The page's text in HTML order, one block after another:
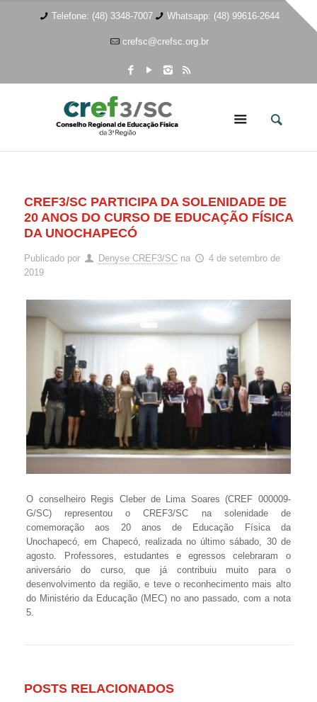
Telefone: (48) 3348-7007 Whatsapp: (48) 99616-2644
crefsc@crefsc.org.br
CREF3/SC PARTICIPA DA SOLENIDADE DE
20 ANOS DO CURSO DE EDUCAÇÃO FÍSICA
DA UNOCHAPECÓ
Publicado por Denyse CREF3/SC na
4 de setembro de
2019
O conselheiro Regis Cleber de Lima Soares (CREF 000009-
G/SC) representou o CREF3/SC na solenidade de
comemoração aos 20 anos de Educação Física da
Unochapecó, em Chapecó, realizada no último sábado, 30 de
agosto. Professores, estudantes e egressos celebraram o
aniversário do curso, que já contribuiu muito para o
desenvolvimento da região, e teve o reconhecimento mais alto
do Ministério da Educação (MEC) no ano passado, com a nota
5.
POSTS RELACIONADOS